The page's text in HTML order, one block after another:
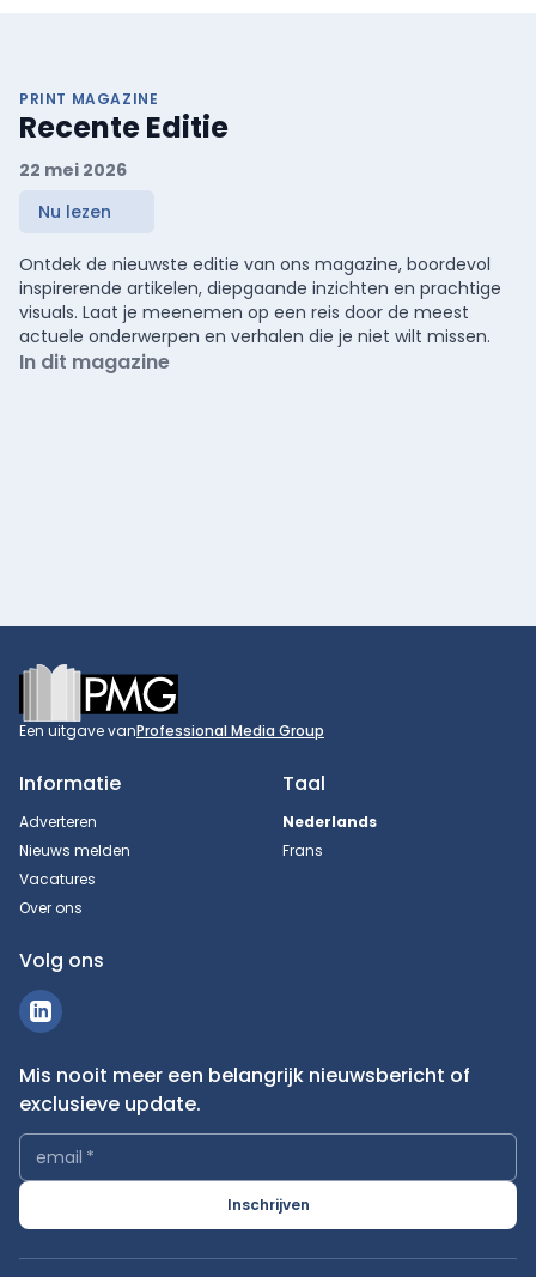
PRINT MAGAZINE
Recente Editie
22 mei 2026
Nu lezen
Ontdek de nieuwste editie van ons magazine, boordevol
inspirerende artikelen, diepgaande inzichten en prachtige
visuals. Laat je meenemen op een reis door de meest
actuele onderwerpen en verhalen die je niet wilt missen.
In dit magazine
Footer
Een uitgave vanProfessional Media Group
Informatie
Adverteren
Nieuws melden
Vacatures
Over ons
Taal
Nederlands
Frans
Volg ons
Mis nooit meer een belangrijk nieuwsbericht of
exclusieve update.
email *
Inschrijven